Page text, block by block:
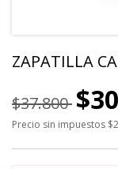
ZAPATILLA
$37.800
Precio sin impuestos